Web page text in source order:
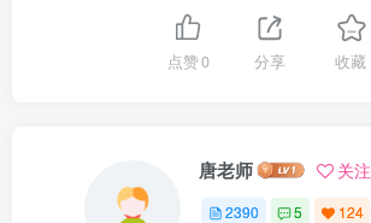
点赞0 分享 收藏
唐老师 关注
2390 5 124